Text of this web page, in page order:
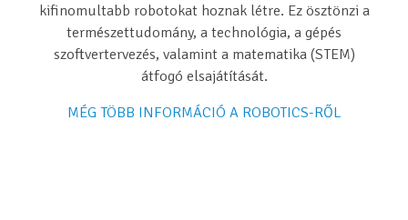
kifinomultabb robotokat hoznak létre. Ez ösztönzi a
természettudomány, a technológia, a gépés
szoftvertervezés, valamint a matematika (STEM)
átfogó elsajátítását.
MÉG TÖBB INFORMÁCIÓ A ROBOTICS-RŐL